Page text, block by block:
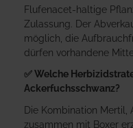
Flufenacet-haltige
Zulassung. Der
möglich, die
dürfen vorhandene
✅ Welche
Ackerfuchsschwanz?
Die Kombination
zusammen mit Boxer